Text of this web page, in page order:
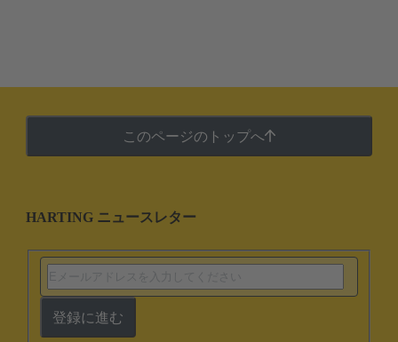
このページのトップへ
HARTING ニュースレター
登録に進む